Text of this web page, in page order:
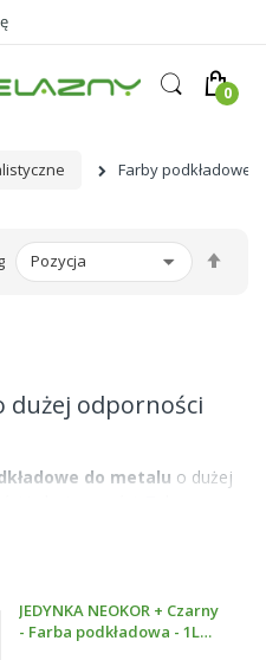
Farby podkładowe
dużej odporności
do metalu o dużej
nadaje się do
oryginalne, pochodzące
się na rynku
JEDYNKA NEOKOR + Czarny
- Farba podkładowa - 1L